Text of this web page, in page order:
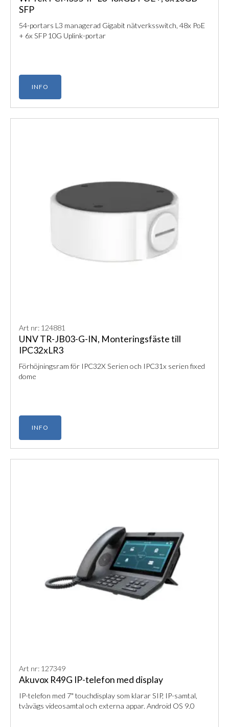
SFP
54-portars L3 managerad Gigabit nätverksswitch, 48x PoE
+ 6x SFP 10G Uplink-portar
INFO
Art nr: 124881
UNV TR-JB03-G-IN, Monteringsfäste till
IPC32xLR3
Förhöjningsram för IPC32X Serien och IPC31x serien fixed
dome
INFO
Art nr: 127349
Akuvox R49G IP-telefon med display
IP-telefon med 7" touchdisplay som klarar SIP, IP-samtal,
tvåvägs videosamtal och externa appar. Android OS 9.0